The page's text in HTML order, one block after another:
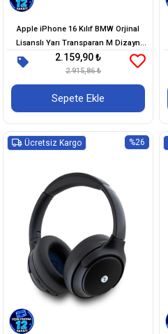
Apple iPhone 16 Kılıf BMW Orjinal
Lisanslı Yarı Transparan M Dizayn
Çizgili Kapak
2.159,90 ₺
2.915,86 ₺
Sepete Ekle
%26
Ücretsiz Kargo